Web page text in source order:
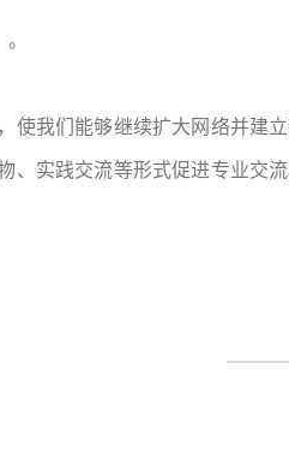
使我们能够继续扩大网络并建
实践交流等形式促进专业交流